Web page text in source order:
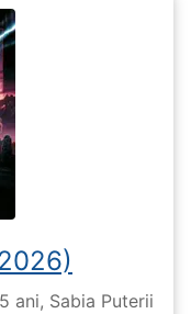
ani, Sabia Puterii